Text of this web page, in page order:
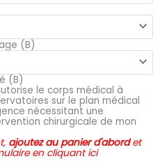
(B)
(B)
le corps médical à
sur le plan médical
nécessitant une
chirurgicale de mon
ajoutez au panier d'abordet
en cliquant ici